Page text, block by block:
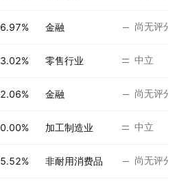
6.97% 金融 尚无评分
3.02% 零售行业 中立
2.06% 金融 尚无评分
0.00% 加工制造业 中立
5.52% 非耐用消费品 尚无评分